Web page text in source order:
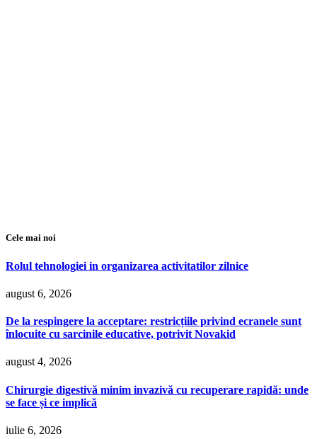
Cele mai noi
Rolul tehnologiei in organizarea activitatilor zilnice
august 6, 2026
De la respingere la acceptare: restricțiile privind ecranele sunt
înlocuite cu sarcinile educative, potrivit Novakid
august 4, 2026
Chirurgie digestivă minim invazivă cu recuperare rapidă: unde
se face și ce implică
iulie 6, 2026